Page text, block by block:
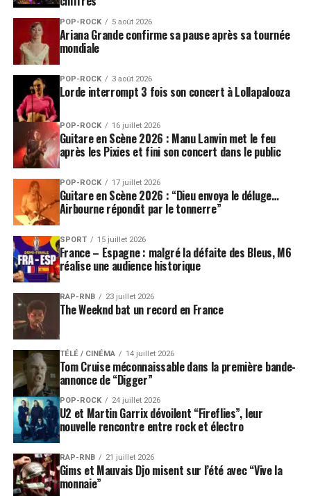
POP-ROCK 5 août 2026
Ariana Grande confirme sa pause après sa tournée
mondiale
POP-ROCK 3 août 2026
Lorde interrompt 3 fois son concert à Lollapalooza
POP-ROCK 16 juillet 2026
Guitare en Scène 2026 : Manu Lanvin met le feu
après les Pixies et fini son concert dans le public
POP-ROCK 17 juillet 2026
Guitare en Scène 2026 : “Dieu envoya le déluge…
Airbourne répondit par le tonnerre”
SPORT 15 juillet 2026
France – Espagne : malgré la défaite des Bleus, M6
réalise une audience historique
RAP-RNB 23 juillet 2026
The Weeknd bat un record en France
TÉLÉ / CINÉMA 14 juillet 2026
Tom Cruise méconnaissable dans la première bande-
annonce de “Digger”
POP-ROCK 24 juillet 2026
U2 et Martin Garrix dévoilent “Fireflies”, leur
nouvelle rencontre entre rock et électro
RAP-RNB 21 juillet 2026
Gims et Mauvais Djo misent sur l’été avec “Vive la
monnaie”